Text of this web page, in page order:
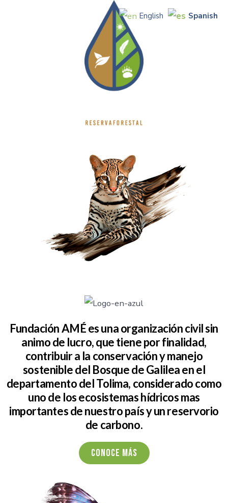
Fundación AMÉ es una organización civil sin
animo de lucro, que tiene por finalidad,
contribuir a la conservación y manejo
sostenible del Bosque de Galilea en el
departamento del Tolima, considerado como
uno de los ecosistemas hídricos mas
importantes de nuestro país y un reservorio
de carbono.
Conoce más
English Spanish